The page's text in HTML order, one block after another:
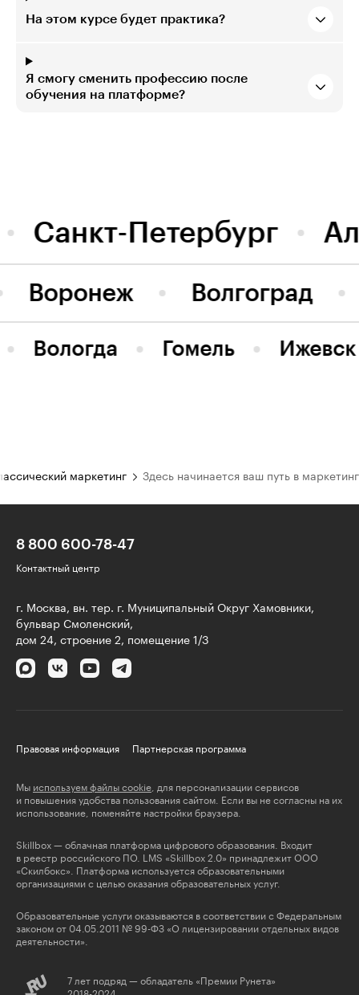
На этом курсе будет практика?
Я смогу сменить профессию после
обучения на платформе?
Санкт-Петербург
Волгоград
Воронеж
Вологда Гомель Ижевск
маркетинг Здесь начинается ваш путь в маркетинг
8 800 600-78-47
Контактный центр
г. Москва, вн. тер. г. Муниципальный Округ Хамовники,
бульвар Смоленский,
дом 24, строение 2, помещение 1/3
Правовая информация Партнерская программа
Мы используем файлы cookie , для персонализации сервисов
и повышения удобства пользования сайтом. Если вы не согласны на их
использование, поменяйте настройки браузера.
Skillbox — облачная платформа цифрового образования. Входит
в реестр российского ПО. LMS «Skillbox 2.0» принадлежит ООО
«Скилбокс». Платформа используется образовательными
организациями с целью оказания образовательных услуг.
Образовательные услуги оказываются в соответствии с Федеральным
законом от 04.05.2011 № 99-ФЗ «О лицензировании отдельных видов
деятельности».
7 лет подряд — обладатель «Премии Рунета»